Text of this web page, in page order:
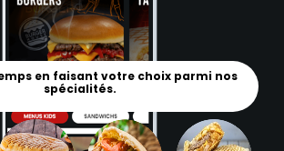
en faisant votre choix parmi nos
spécialités.